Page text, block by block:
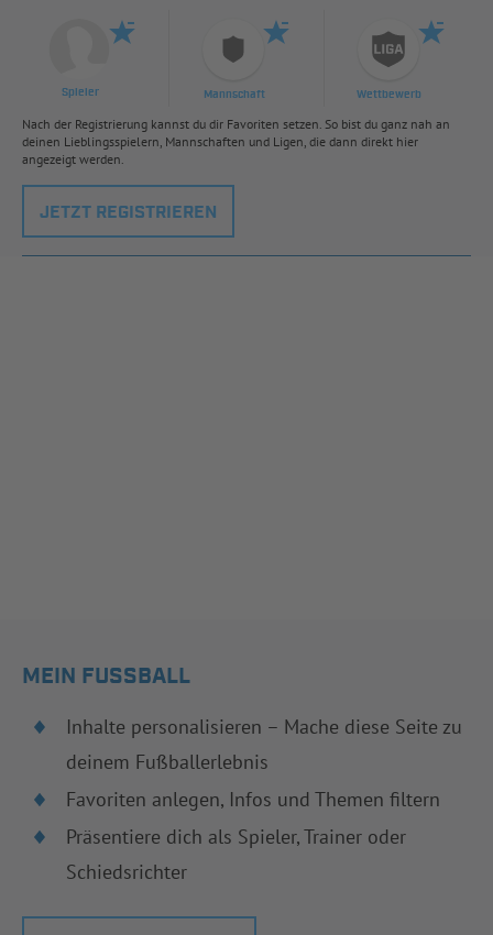
Spieler Mannschaft Wettbewerb
Nach der Registrierung kannst du dir Favoriten setzen. So bist du ganz nah an
deinen Lieblingsspielern, Mannschaften und Ligen, die dann direkt hier
angezeigt werden.
JETZT REGISTRIEREN
MEIN FUSSBALL
Inhalte personalisieren – Mache diese Seite zu
deinem Fußballerlebnis
Favoriten anlegen, Infos und Themen filtern
Präsentiere dich als Spieler, Trainer oder
Schiedsrichter